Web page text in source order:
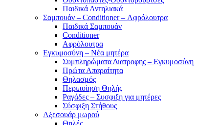
Παιδικά Αντηλιακά
Σαμπουάν – Conditioner – Αφρόλουτρα
Παιδικά Σαμπουάν
Conditioner
Αφρόλουτρα
Εγκυμοσύνη – Νέα μητέρα
Συμπληρώματα Διατροφης – Εγκυμοσύνη
Πρώτα Απαραίτητα
Θηλασμός
Περιποίηση Θηλής
Ραγάδες – Συσφιξη για μητέρες
Σύσφιξη Στήθους
Αξεσουάρ μωρού